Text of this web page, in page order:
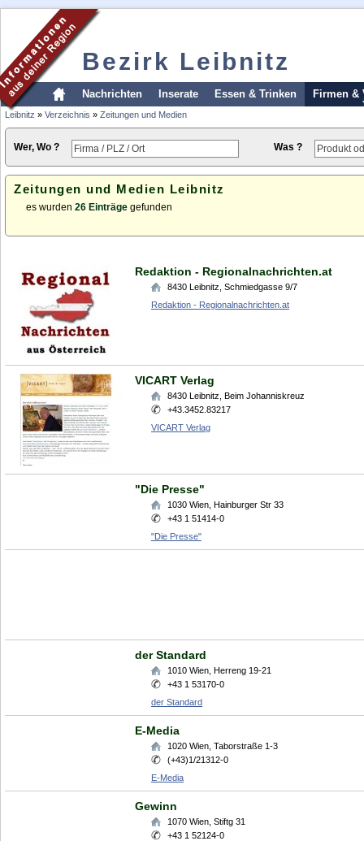
Bezirk Leibnitz
Nachrichten Inserate Essen & Trinken Firmen &
Leibnitz » Verzeichnis » Zeitungen und Medien
Wer, Wo ? Was ?
Zeitungen und Medien Leibnitz
es wurden 26 Einträge gefunden
Redaktion - Regionalnachrichten.at
8430 Leibnitz Schmiedgasse 9/7
Redaktion - Regionalnachrichten.at
VICART Verlag
8430 Leibnitz Beim Johanniskreuz
+43.3452.83217
VICART Verlag
"Die Presse"
1030 Wien Hainburger Str 33
+43 1 51414-0
"Die Presse"
der Standard
1010 Wien Herreng 19-21
+43 1 53170-0
der Standard
E-Media
1020 Wien Taborstraße 1-3
(+43)1/21312-0
E-Media
Gewinn
1070 Wien Stiftg 31
+43 1 52124-0